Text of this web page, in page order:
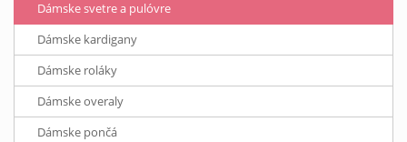
Dámske svetre a pulóvre
Dámske kardigany
Dámske roláky
Dámske overaly
Dámske pončá